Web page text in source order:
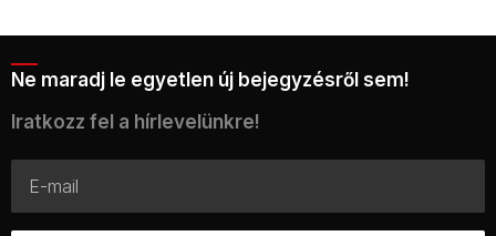
Ne maradj le egyetlen új bejegyzésről sem!
Iratkozz fel a hírlevelünkre!